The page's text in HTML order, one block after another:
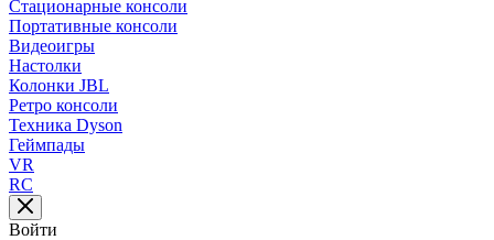
Стационарные консоли
Портативные консоли
Видеоигры
Настолки
Колонки JBL
Ретро консоли
Техника Dyson
Геймпады
VR
RC
Войти